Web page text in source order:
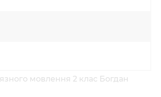
мовлення 2 клас Богдан